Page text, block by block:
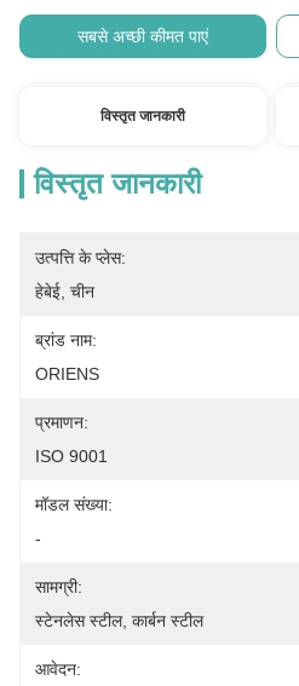
सबसे अच्छी कीमत पाएं
विस्तृत जानकारी
विस्तृत जानकारी
उत्पत्ति के प्लेस:
हेबेई, चीन
ब्रांड नाम:
ORIENS
प्रमाणन:
ISO 9001
मॉडल संख्या:
-
सामग्री:
स्टेनलेस स्टील, कार्बन स्टील
आवेदन: